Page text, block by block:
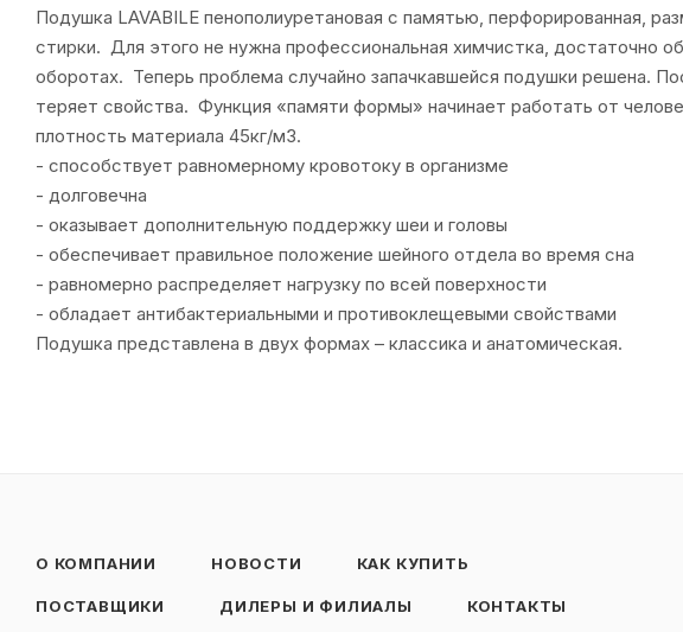
Подушка LAVABILE пенополиуретановая с памятью, перфорированная,
стирки. Для этого не нужна профессиональная химчистка, достаточно
оборотах. Теперь проблема случайно запачкавшейся подушки решена.
теряет свойства. Функция «памяти формы» начинает работать от
плотность материала 45кг/м3.
- способствует равномерному кровотоку в организме
- долговечна
- оказывает дополнительную поддержку шеи и головы
- обеспечивает правильное положение шейного отдела во время сна
- равномерно распределяет нагрузку по всей поверхности
- обладает антибактериальными и противоклещевыми свойствами
Подушка представлена в двух формах – классика и анатомическая.
О КОМПАНИИ НОВОСТИ КАК КУПИТЬ
ПОСТАВЩИКИ ДИЛЕРЫ И ФИЛИАЛЫ КОНТАКТЫ